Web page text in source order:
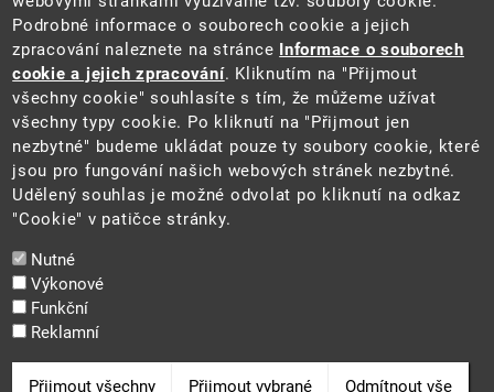
Kontakty
Přistupnost budovy úřadu MŽP
(PDF, 204 kB)
Web
Aktuality
Ochrana osobních údajů
Prohlášení o přístupnosti
Zásady používání cookies
Mapa webu
Podrobné informace o souborech cookie a jejich
zpracování naleznete na stránce Informace o souborech
cookie a jejich zpracování. Kliknutím na "Přijmout
všechny cookie" souhlasíte s tím, že můžeme užívat
všechny typy cookie. Po kliknutí na "Přijmout jen
nezbytné" budeme ukládat pouze ty soubory cookie, které
jsou pro fungování našich webových stránek nezbytné.
Udělený souhlas je možné odvolat po kliknutí na odkaz
"Cookie" v patičce stránky.
Nutné
Výkonové
Funkční
Reklamní
Přijmout všechny Přijmout vybrané Odmítnout vše